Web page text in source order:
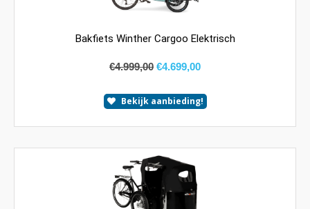
Bakfiets Winther Cargoo Elektrisch
€4.999,00 €4.699,00
Bekijk aanbieding!